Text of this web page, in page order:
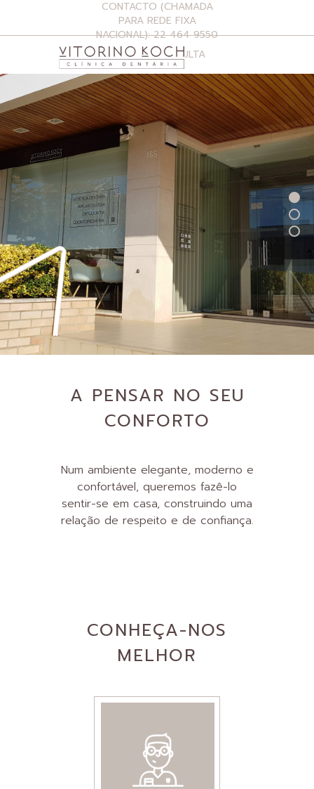
CONTACTO (CHAMADA
PARA REDE FIXA
NACIONAL): 22 464 9550
MARCAR CONSULTA
A PENSAR NO SEU
CONFORTO
Num ambiente elegante, moderno e
confortável, queremos fazê-lo
sentir-se em casa, construindo uma
relação de respeito e de confiança.
CONHEÇA-NOS
MELHOR